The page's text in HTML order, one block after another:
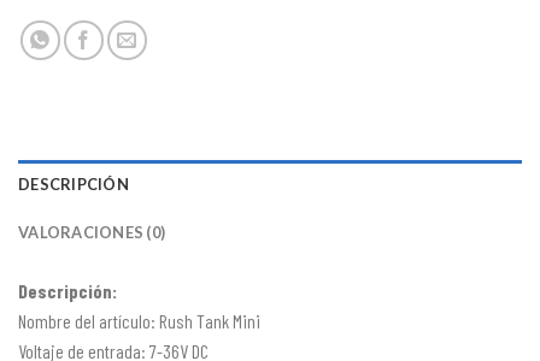
DESCRIPCIÓN
VALORACIONES (0)
Descripción:
Nombre del artículo: Rush Tank Mini
Voltaje de entrada: 7-36V DC